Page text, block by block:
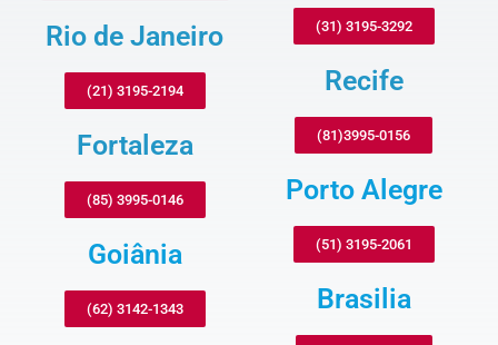
Rio de Janeiro
(21) 3195-2194
Fortaleza
(85) 3995-0146
Goiânia
(62) 3142-1343
(31) 3195-3292
Recife
(81)3995-0156
Porto Alegre
(51) 3195-2061
Brasilia